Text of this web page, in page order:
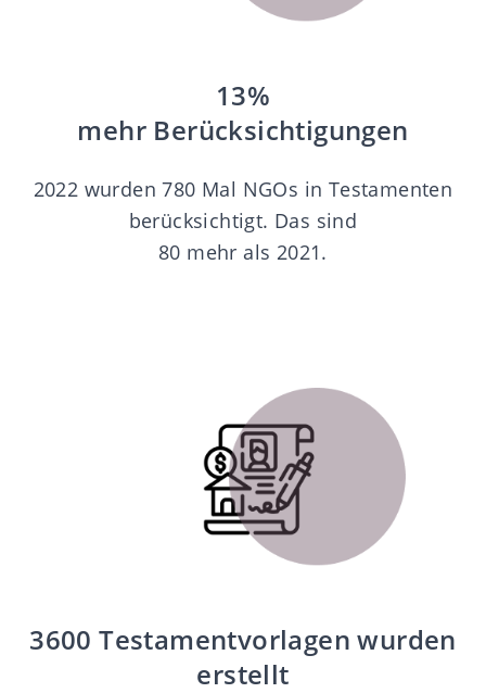
13%
mehr Berücksichtigungen
2022 wurden 780 Mal NGOs in Testamenten
berücksichtigt. Das sind
80 mehr als 2021.
3600 Testamentvorlagen wurden
erstellt